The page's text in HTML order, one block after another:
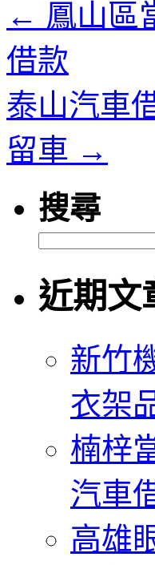
← 鳳山區
借款
泰山汽車
留車 →
搜尋
近期文
新竹
衣架
楠梓
汽車
高雄